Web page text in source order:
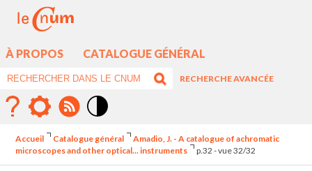
À PROPOS CATALOGUE GÉNÉRAL
RECHERCHE AVANCÉE
élévé
Accueil Catalogue général
Amadio, J. - A catalogue of achromatic
microscopes and other optical... instruments
p.32 - vue 32/32